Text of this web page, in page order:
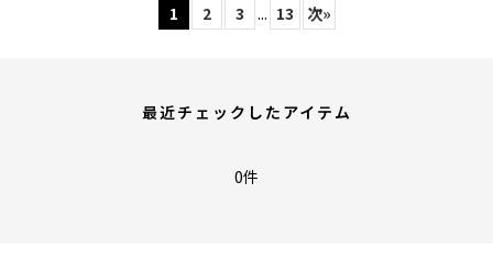
1 2 3 ... 13 次»
最近チェックしたアイテム
0件